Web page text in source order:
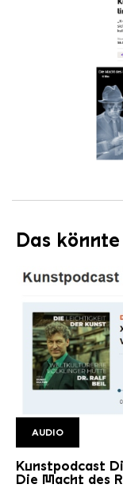
Das
Kunstpodcast
AUDIO
Kunstpodcast
Die Macht des